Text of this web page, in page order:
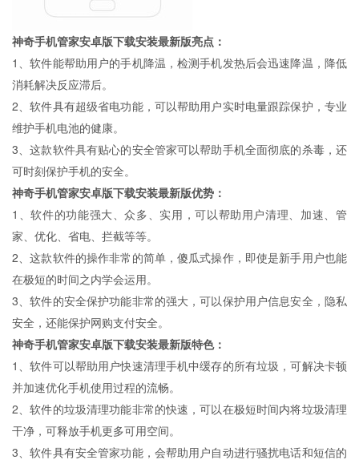
神奇手机管家安卓版下载安装最新版亮点：
1、软件能帮助用户的手机降温，检测手机发热后会迅速降温，降低
消耗解决反应滞后。
2、软件具有超级省电功能，可以帮助用户实时电量跟踪保护，专业
维护手机电池的健康。
3、这款软件具有贴心的安全管家可以帮助手机全面彻底的杀毒，还
可时刻保护手机的安全。
神奇手机管家安卓版下载安装最新版优势：
1、软件的功能强大、众多、实用，可以帮助用户清理、加速、管
家、优化、省电、拦截等等。
2、这款软件的操作非常的简单，傻瓜式操作，即使是新手用户也能
在极短的时间之内学会运用。
3、软件的安全保护功能非常的强大，可以保护用户信息安全，隐私
安全，还能保护网购支付安全。
神奇手机管家安卓版下载安装最新版特色：
1、软件可以帮助用户快速清理手机中缓存的所有垃圾，可解决卡顿
并加速优化手机使用过程的流畅。
2、软件的垃圾清理功能非常的快速，可以在极短时间内将垃圾清理
干净，可释放手机更多可用空间。
3、软件具有安全管家功能，会帮助用户自动进行骚扰电话和短信的